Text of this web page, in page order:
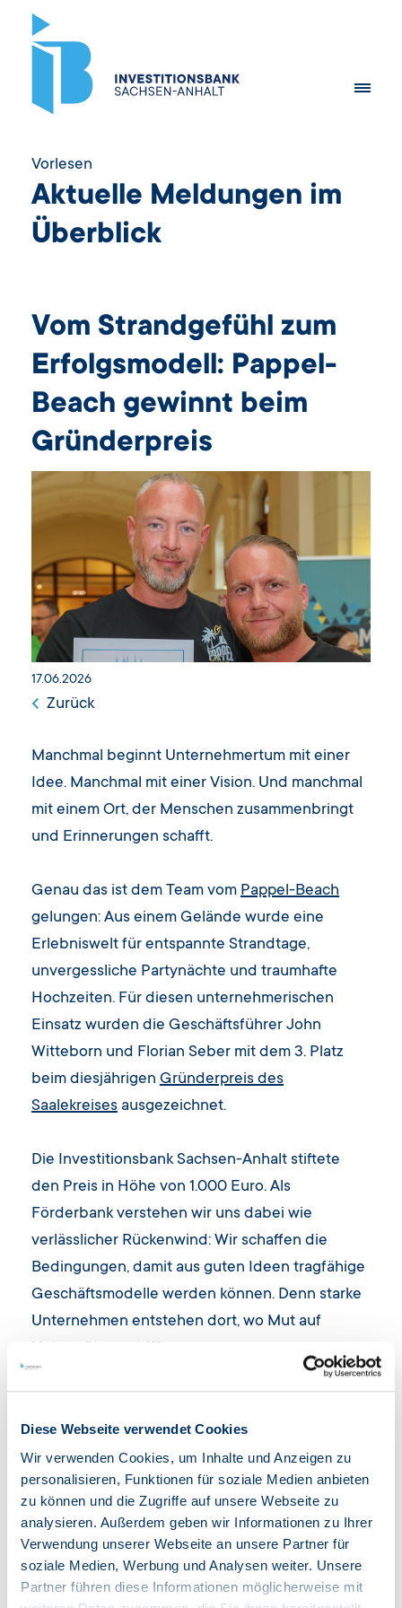
Diese Webseite verwendet Cookies
Wir verwenden Cookies, um Inhalte und Anzeigen zu
personalisieren, Funktionen für soziale Medien anbieten
zu können und die Zugriffe auf unsere Webseite zu
analysieren. Außerdem geben wir Informationen zu Ihrer
Verwendung unserer Webseite an unsere Partner für
soziale Medien, Werbung und Analysen weiter. Unsere
Partner führen diese Informationen möglicherweise mit
Vorlesen
Aktuelle Meldungen im
Überblick
Vom Strandgefühl zum
Erfolgsmodell: Pappel-
Beach gewinnt beim
Gründerpreis
17.06.2026
Zurück
Manchmal beginnt Unternehmertum mit einer
Idee. Manchmal mit einer Vision. Und manchmal
mit einem Ort, der Menschen zusammenbringt
und Erinnerungen schafft.
Genau das ist dem Team vom Pappel-Beach
gelungen: Aus einem Gelände wurde eine
Erlebniswelt für entspannte Strandtage,
unvergessliche Partynächte und traumhafte
Hochzeiten. Für diesen unternehmerischen
Einsatz wurden die Geschäftsführer John
Witteborn und Florian Seber mit dem 3. Platz
beim diesjährigen Gründerpreis des
Saalekreises ausgezeichnet.
Die Investitionsbank Sachsen-Anhalt stiftete
den Preis in Höhe von 1.000 Euro. Als
Förderbank verstehen wir uns dabei wie
verlässlicher Rückenwind: Wir schaffen die
Bedingungen, damit aus guten Ideen tragfähige
Geschäftsmodelle werden können. Denn starke
Unternehmen entstehen dort, wo Mut auf
Unterstützung trifft.
Preisträger:
> MolAquaTech GmbHaus Schkopau
>Patisserie Zuckerliebe aus Bad Dürrenberg
(zusätzlich Gewinnerin des Publikumspreises)
Mehr als 20 Unternehmen haben sich für den 8.
Gründerpreis des Saalekreises beworben. Das